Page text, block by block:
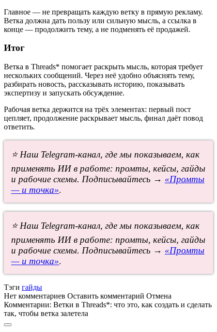
Главное — не превращать каждую ветку в прямую рекламу.
Ветка должна дать пользу или сильную мысль, а ссылка в
конце — продолжить тему, а не подменять её продажей.
Итог
Ветка в Threads* помогает раскрыть мысль, которая требует
нескольких сообщений. Через неё удобно объяснять тему,
разбирать новость, рассказывать историю, показывать
экспертизу и запускать обсуждение.
Рабочая ветка держится на трёх элементах: первый пост
цепляет, продолжение раскрывает мысль, финал даёт повод
ответить.
⭐ Наш Telegram-канал, где мы показываем, как
применять ИИ в работе: промты, кейсы, гайды
и рабочие схемы. Подписывайтесь → «Промты
— и точка».
⭐ Наш Telegram-канал, где мы показываем, как
применять ИИ в работе: промты, кейсы, гайды
и рабочие схемы. Подписывайтесь → «Промты
— и точка».
Тэги гайды
Нет комментариев Оставить комментарий Отмена
Комментарии: Ветки в Threads*: что это, как создать и сделать
так, чтобы ветка залетела